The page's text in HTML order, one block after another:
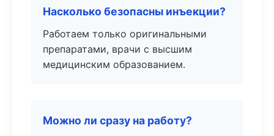
Насколько безопасны инъекции?
Работаем только оригинальными
препаратами, врачи с высшим
медицинским образованием.
Можно ли сразу на работу?